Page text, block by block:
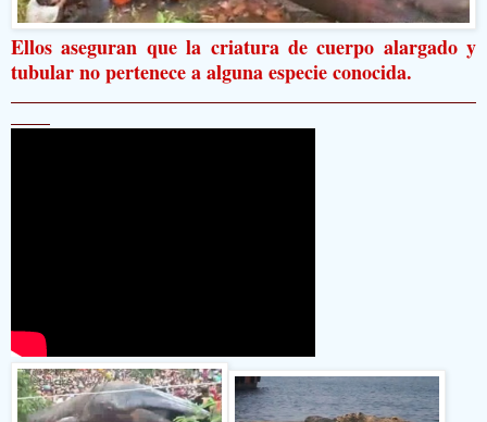
Ellos aseguran que la criatura de cuerpo alargado y
tubular no pertenece a alguna especie conocida.